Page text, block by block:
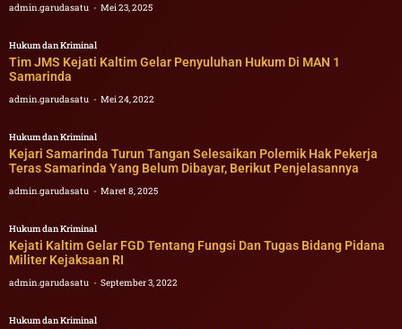
admin.garudasatu Mei 23, 2025
Hukum dan Kriminal
Tim JMS Kejati Kaltim Gelar Penyuluhan Hukum Di MAN 1
Samarinda
admin.garudasatu Mei 24, 2022
Hukum dan Kriminal
Kejari Samarinda Turun Tangan Selesaikan Polemik Hak Pekerja
Teras Samarinda Yang Belum Dibayar, Berikut Penjelasannya
admin.garudasatu Maret 8, 2025
Hukum dan Kriminal
Kejati Kaltim Gelar FGD Tentang Fungsi Dan Tugas Bidang Pidana
Militer Kejaksaan RI
admin.garudasatu September 3, 2022
Hukum dan Kriminal